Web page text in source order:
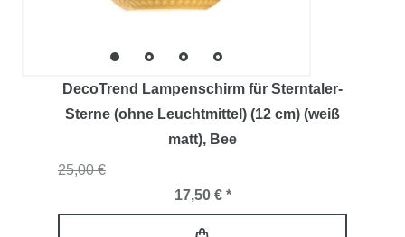
DecoTrend Lampenschirm für Sterntaler-
Sterne (ohne Leuchtmittel) (12 cm) (weiß
matt), Bee
25,00 €
17,50 € *